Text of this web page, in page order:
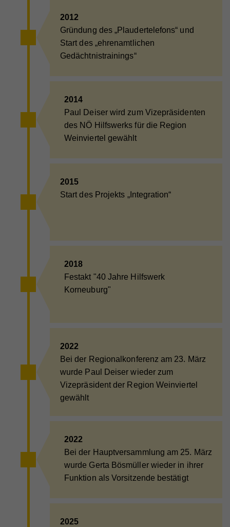
2012
Gründung des „Plaudertelefons“ und
Start des „ehrenamtlichen
Gedächtnistrainings“
2014
Paul Deiser wird zum Vizepräsidenten
des NÖ Hilfswerks für die Region
Weinviertel gewählt
2015
Start des Projekts „Integration“
2018
Festakt "40 Jahre Hilfswerk
Korneuburg"
2022
Bei der Regionalkonferenz am 23. März
wurde Paul Deiser wieder zum
Vizepräsident der Region Weinviertel
gewählt
2022
Bei der Hauptversammlung am 25. März
wurde Gerta Bösmüller wieder in ihrer
Funktion als Vorsitzende bestätigt
2025